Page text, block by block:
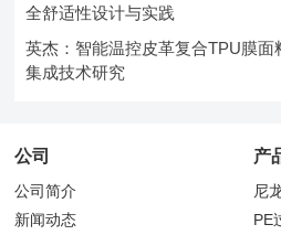
全舒适性设计与实践
英杰：智能温控皮革复合TPU膜
集成技术研究
公司
公司简介
新闻动态
产
尼
PE